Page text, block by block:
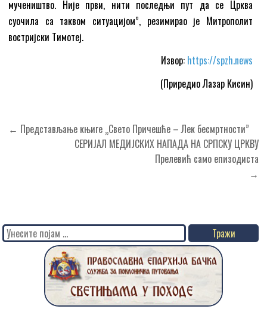
мучеништво. Није први, нити последњи пут да се Црква
суочила са таквом ситуацијом”, резимирао је Митрополит
востријски Тимотеј.
Извор: https://spzh.news
(Приредио Лазар Кисин)
Кретање
← Представљање књиге „Свето Причешће – Лек бесмртности”
СЕРИЈАЛ МЕДИЈСКИХ НАПАДА НА СРПСКУ ЦРКВУ
Прелевић само епизодиста
→
Search
for: